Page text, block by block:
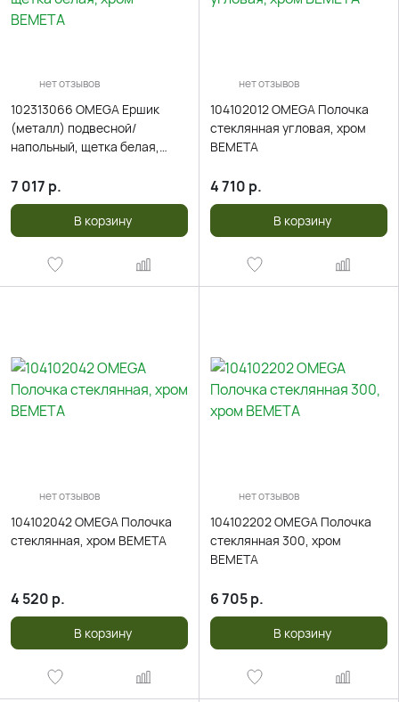
нет отзывов
102313066 OMEGA Ершик
(металл) подвесной/
напольный, щетка белая,
7 017 р.
В корзину
нет отзывов
104102012 OMEGA Полочка
стеклянная угловая, хром
BEMETA
4 710 р.
В корзину
нет отзывов
104102042 OMEGA Полочка
стеклянная, хром BEMETA
4 520 р.
В корзину
нет отзывов
104102202 OMEGA Полочка
стеклянная 300, хром
BEMETA
6 705р.
В корзину